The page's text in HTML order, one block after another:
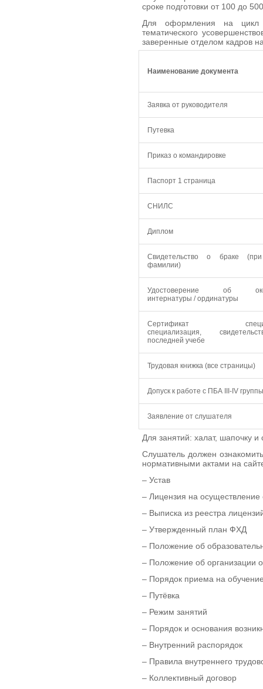
сроке подготовки от 100 до
Для оформления на цикл
тематического
заверенные отделом кадров
Наименование документа
Заявка от руководителя
Путевка
Приказ о командировке
Паспорт 1 страница
СНИЛС
Диплом
Свидетельство о браке
фамилии)
Удостоверение об
интернатуры / ординатуры
Сертификат
специализация,
последней учебе
Трудовая книжка (все страницы)
Допуск к работе с ПБА III-IV группы
Заявление от слушателя
Для занятий: халат, шапочку
Слушатель должен
нормативными актами на
– Устав
– Лицензия на осуществление
– Выписка из реестра
– Утвержденный план ФХД
– Положение об
– Положение об организации
– Порядок приема на
– Путёвка
– Режим занятий
– Порядок и основания
– Внутренний распорядок
– Правила внутреннего
– Коллективный договор